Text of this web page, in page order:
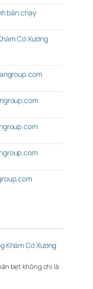
bán chạy
Cơ Xương
Khám Cơ Xương
bẹt không chỉ là